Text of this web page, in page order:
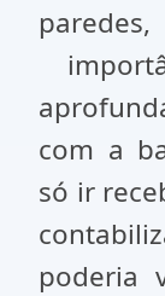
com a
só ir
poderia